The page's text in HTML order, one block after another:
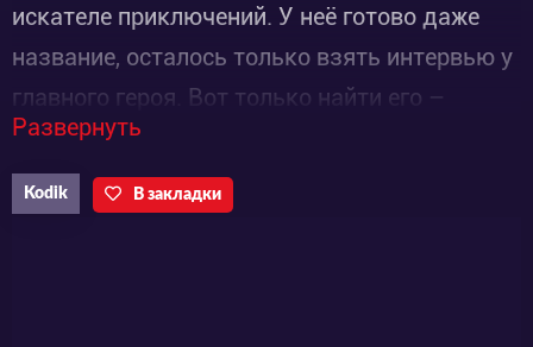
искателе приключений. У неё готово даже
название, осталось только взять интервью у
главного героя. Вот только найти его –
задача не из легких.
Потому, девушка вынуждена обратиться к
одному из его друзей по имени Дайсукэ
Развернуть
Kodik В закладки